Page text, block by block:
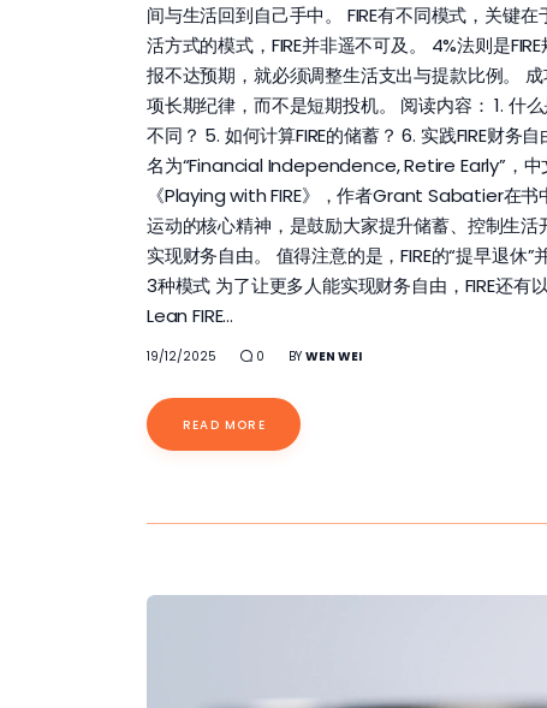
间与生活回到自己手中。 FIRE有不同模式，关键
活方式的模式，FIRE并非遥不可及。 4%法则是
报不达预期，就必须调整生活支出与提款比例。
项长期纪律，而不是短期投机。 阅读内容： 1. 什么
不同？ 5. 如何计算FIRE的储蓄？ 6. 实践FIRE财务
名为“Financial Independence, Retire Early”，中
《Playing with FIRE》，作者Grant Sabatier在
运动的核心精神，是鼓励大家提升储蓄、控制生
实现财务自由。 值得注意的是，FIRE的“提早退休
3种模式 为了让更多人能实现财务自由，FIRE还
Lean FIRE…
19/12/2025 0 BY WEN WEI
READ MORE